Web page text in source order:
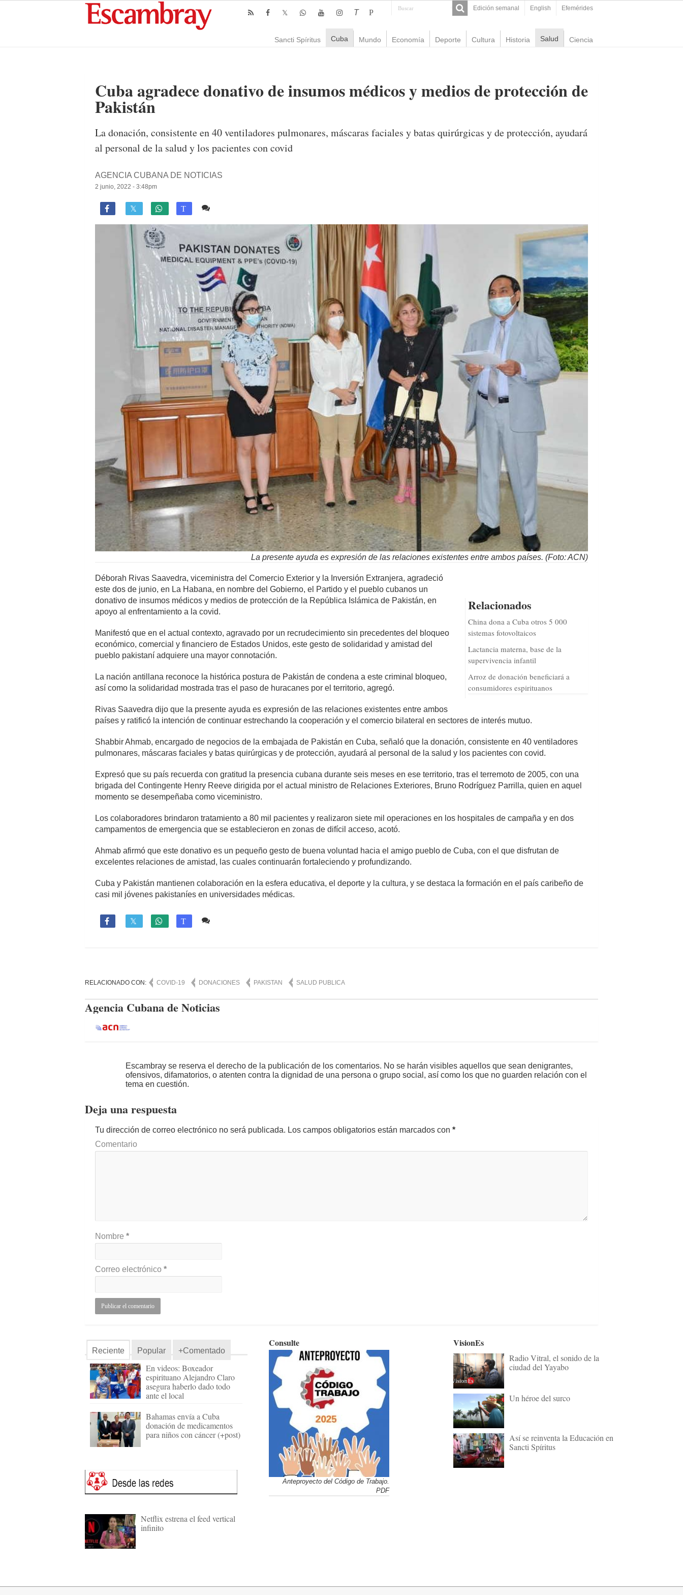
Edición semanal English Efemérides
T P
Sancti Spíritus Cuba Mundo Economía Deporte Cultura Historia Salud Ciencia
Cuba agradece donativo de insumos médicos y medios de protección de
Pakistán
La donación, consistente en 40 ventiladores pulmonares, máscaras faciales y batas quirúrgicas y de protección, ayudará
al personal de la salud y los pacientes con covid
AGENCIA CUBANA DE NOTICIAS
2 junio, 2022 - 3:48pm
 T
La presente ayuda es expresión de las relaciones existentes entre ambos países. (Foto: ACN)
Relacionados
China dona a Cuba otros 5 000
sistemas fotovoltaicos
Lactancia materna, base de la
supervivencia infantil
Arroz de donación beneficiará a
consumidores espirituanos
Déborah Rivas Saavedra, viceministra del Comercio Exterior y la Inversión Extranjera, agradeció
este dos de junio, en La Habana, en nombre del Gobierno, el Partido y el pueblo cubanos un
donativo de insumos médicos y medios de protección de la República Islámica de Pakistán, en
apoyo al enfrentamiento a la covid.
Manifestó que en el actual contexto, agravado por un recrudecimiento sin precedentes del bloqueo
económico, comercial y financiero de Estados Unidos, este gesto de solidaridad y amistad del
pueblo pakistaní adquiere una mayor connotación.
La nación antillana reconoce la histórica postura de Pakistán de condena a este criminal bloqueo,
así como la solidaridad mostrada tras el paso de huracanes por el territorio, agregó.
Rivas Saavedra dijo que la presente ayuda es expresión de las relaciones existentes entre ambos
países y ratificó la intención de continuar estrechando la cooperación y el comercio bilateral en sectores de interés mutuo.
Shabbir Ahmab, encargado de negocios de la embajada de Pakistán en Cuba, señaló que la donación, consistente en 40 ventiladores
pulmonares, máscaras faciales y batas quirúrgicas y de protección, ayudará al personal de la salud y los pacientes con covid.
Expresó que su país recuerda con gratitud la presencia cubana durante seis meses en ese territorio, tras el terremoto de 2005, con una
brigada del Contingente Henry Reeve dirigida por el actual ministro de Relaciones Exteriores, Bruno Rodríguez Parrilla, quien en aquel
momento se desempeñaba como viceministro.
Los colaboradores brindaron tratamiento a 80 mil pacientes y realizaron siete mil operaciones en los hospitales de campaña y en dos
campamentos de emergencia que se establecieron en zonas de difícil acceso, acotó.
Ahmab afirmó que este donativo es un pequeño gesto de buena voluntad hacia el amigo pueblo de Cuba, con el que disfrutan de
excelentes relaciones de amistad, las cuales continuarán fortaleciendo y profundizando.
Cuba y Pakistán mantienen colaboración en la esfera educativa, el deporte y la cultura, y se destaca la formación en el país caribeño de
casi mil jóvenes pakistaníes en universidades médicas.
 T
RELACIONADO CON: COVID-19 DONACIONES PAKISTAN SALUD PUBLICA
Agencia Cubana de Noticias
Escambray se reserva el derecho de la publicación de los comentarios. No se harán visibles aquellos que sean denigrantes,
ofensivos, difamatorios, o atenten contra la dignidad de una persona o grupo social, así como los que no guarden relación con el
tema en cuestión.
Deja una respuesta
Tu dirección de correo electrónico no será publicada. Los campos obligatorios están marcados con *
Comentario
Nombre *
Correo electrónico *
Reciente Popular +Comentado
En videos: Boxeador
espirituano Alejandro Claro
asegura haberlo dado todo
ante el local
Bahamas envía a Cuba
donación de medicamentos
para niños con cáncer (+post)
Netflix estrena el feed vertical
infinito
Consulte
Anteproyecto del Código de Trabajo.
PDF
VisionEs
Radio Vitral, el sonido de la
ciudad del Yayabo
Un héroe del surco
Así se reinventa la Educación en
Sancti Spíritus